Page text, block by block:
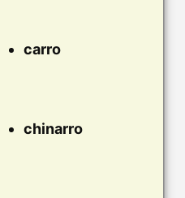
carro
chinarro